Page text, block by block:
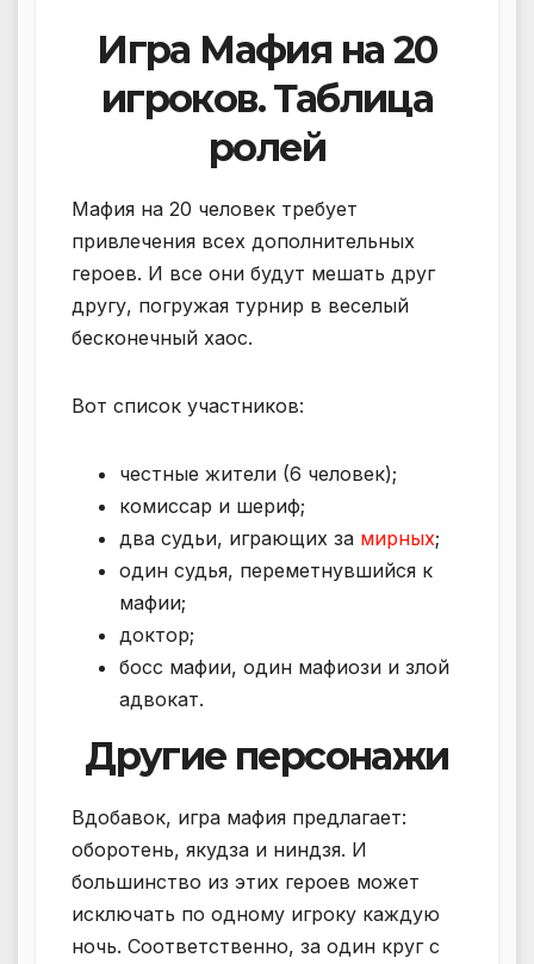
Игра Мафия на 20
игроков. Таблица
ролей
Мафия на 20 человек требует
привлечения всех дополнительных
героев. И все они будут мешать друг
другу, погружая турнир в веселый
бесконечный хаос.
Вот список участников:
честные жители (6 человек);
комиссар и шериф;
два судьи, играющих за мирных;
один судья, переметнувшийся к
мафии;
доктор;
босс мафии, один мафиози и злой
адвокат.
Другие персонажи
Вдобавок, игра мафия предлагает:
оборотень, якудза и ниндзя. И
большинство из этих героев может
исключать по одному игроку каждую
ночь. Соответственно, за один круг с